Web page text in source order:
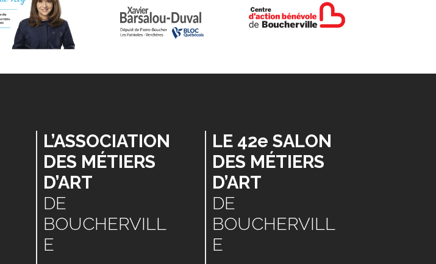
L’ASSOCIATION
DES MÉTIERS
D’ART
DE
BOUCHERVILL
E
LE 42e SALON
DES MÉTIERS
D’ART
DE
BOUCHERVILL
E